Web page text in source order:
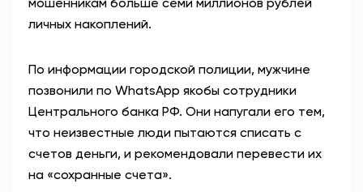
личных накоплений.
По информации городской полиции, мужчине
позвонили по WhatsApp якобы сотрудники
Центрального банка РФ. Они напугали его тем,
что неизвестные люди пытаются списать с
счетов деньги, и рекомендовали перевести их
на «сохранные счета».